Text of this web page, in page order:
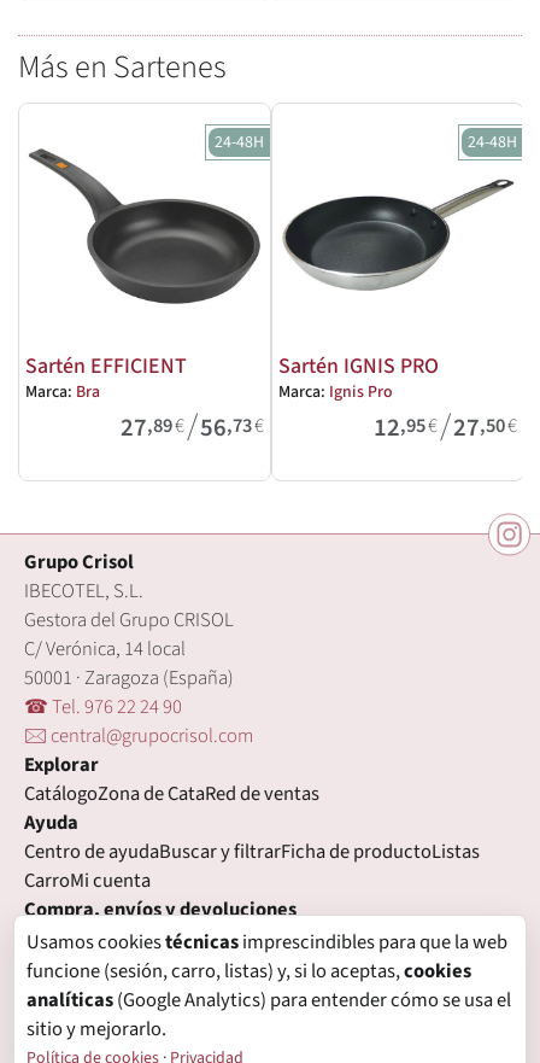
Más en Sartenes
24-48H
Sartén EFFICIENT
Marca: Bra
27,89€/56,73€
24-48H
Sartén IGNIS PRO
Marca: Ignis Pro
12,95€/27,50€
Grupo Crisol
IBECOTEL, S.L.
Gestora del Grupo CRISOL
C/ Verónica, 14 local
50001 · Zaragoza (España)
☎ Tel. 976 22 24 90
🖂 central@grupocrisol.com
Explorar
CatálogoZona de CataRed de ventas
Ayuda
Centro de ayudaBuscar y filtrarFicha de productoListas
CarroMi cuenta
Compra, envíos y devoluciones
Condiciones de compraFormas de pagoGastos de envío
Plazos de entregaDevolucionesGarantía
Legal
Aviso legalPrivacidad
Política de cookiesPreferencias de cookies
Usamos cookiestécnicasimprescindibles para que la web
funcione (sesión, carro, listas) y, si lo aceptas,cookies
analíticas(Google Analytics) para entender cómo se usa el
sitio y mejorarlo.